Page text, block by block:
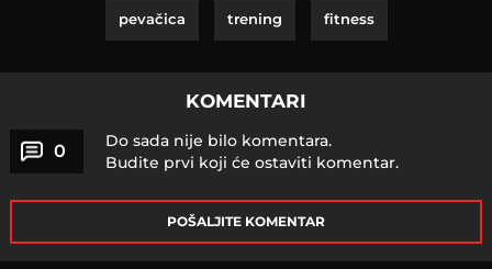
pevačica trening fitness
KOMENTARI
0
Do sada nije bilo komentara.
Budite prvi koji će ostaviti komentar.
POŠALJITE KOMENTAR